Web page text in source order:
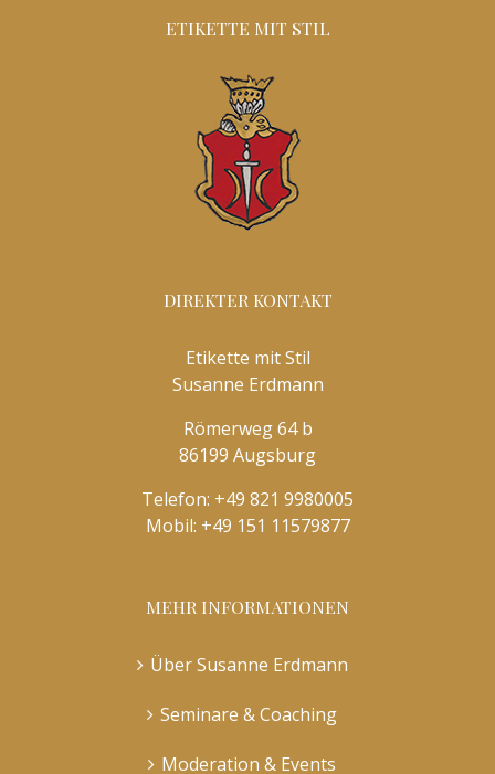
ETIKETTE MIT STIL
DIREKTER KONTAKT
Etikette mit Stil
Susanne Erdmann
Römerweg 64 b
86199 Augsburg
Telefon: +49 821 9980005
Mobil: +49 151 11579877
MEHR INFORMATIONEN
Über Susanne Erdmann
Seminare & Coaching
Moderation & Events